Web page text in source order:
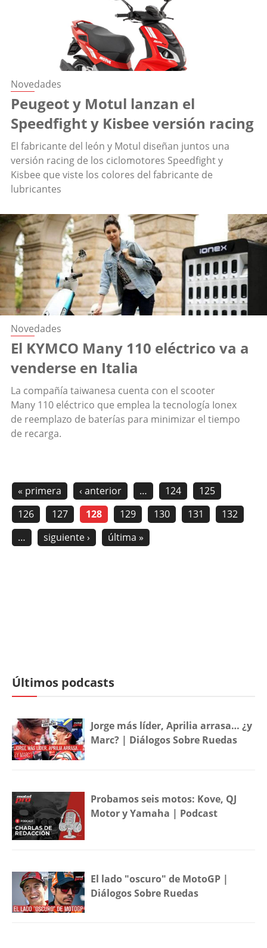
Novedades
Peugeot y Motul lanzan el
Speedfight y Kisbee versión racing
El fabricante del león y Motul diseñan juntos una
versión racing de los ciclomotores Speedfight y
Kisbee que viste los colores del fabricante de
lubricantes
Novedades
El KYMCO Many 110 eléctrico va a
venderse en Italia
La compañía taiwanesa cuenta con el scooter
Many 110 eléctrico que emplea la tecnología Ionex
de reemplazo de baterías para minimizar el tiempo
de recarga.
« primera ‹ anterior … 124
125
126
127 128 129 130 131
132
…
siguiente › última »
Últimos podcasts
Jorge más líder, Aprilia arrasa… ¿y
Marc? | Diálogos Sobre Ruedas
Probamos seis motos: Kove, QJ
Motor y Yamaha | Podcast
El lado "oscuro" de MotoGP |
Diálogos Sobre Ruedas